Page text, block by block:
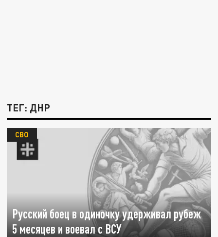
ТЕГ: ДНР
Русский боец в одиночку удерживал рубеж
5 месяцев и воевал с ВСУ
СВО